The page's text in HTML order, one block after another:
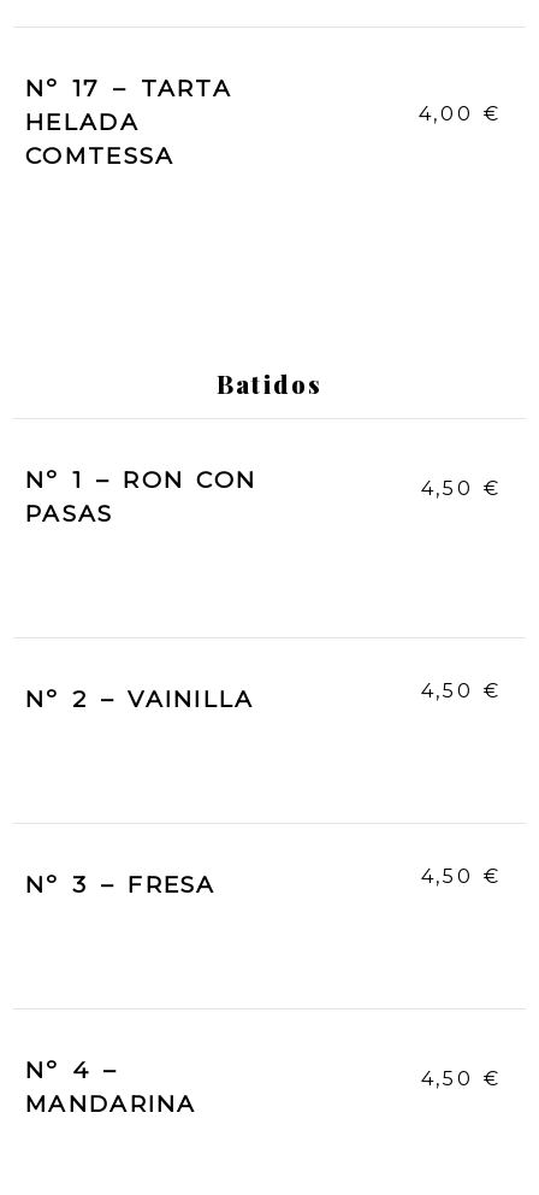
Nº 17 – TARTA
HELADA
COMTESSA
4,00 €
Batidos
Nº 1 – RON CON
PASAS
4,50 €
Nº 2 – VAINILLA 4,50 €
Nº 3 – FRESA 4,50 €
Nº 4 –
MANDARINA
4,50 €